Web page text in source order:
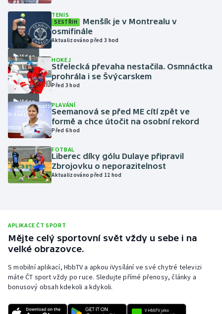
Judo
Krasobruslení
Lezení
Lyže a snowboard
Moderní pětiboj
Motorsport
Olympijské hry
Parasport
Ragby
Rychlobruslení
Rychlostní kanoistika
Video
TENIS
SESTŘIH
Menšík je v Montrealu v
osmifinále
Aktualizováno před 3 hod
Video
HOKEJ
Střelecká převaha nestačila. Osmnáctka
prohrála i se Švýcarskem
Před 3 hod
PLAVÁNÍ
Seemanová se před ME cítí zpět ve
formě a chce útočit na osobní rekord
Před 6 hod
FOTBAL
Liberec díky gólu Dulaye připravil
Zbrojovku o neporazitelnost
Aktualizováno před 12 hod
APLIKACE ČT SPORT
Mějte celý sportovní svět vždy u sebe i na
velké obrazovce.
S mobilní aplikací, HbbTV a apkou iVysílání ve své chytré televizi
máte ČT sport vždy po ruce. Sledujte přímé přenosy, články a
bonusový obsah kdekoli a kdykoli.